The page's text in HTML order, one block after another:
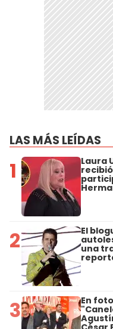
LAS MÁS LEÍDAS
1 Laura
2 El
una
3 En